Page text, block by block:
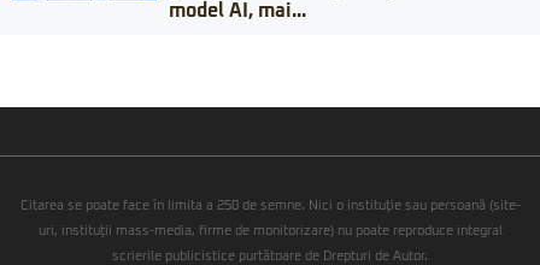
model AI, mai...
Citarea se poate face în limita a 250 de semne. Nici o instituţie sau persoană (site-
uri, instituţii mass-media, firme de monitorizare) nu poate reproduce integral
scrierile publicistice purtătoare de Drepturi de Autor.